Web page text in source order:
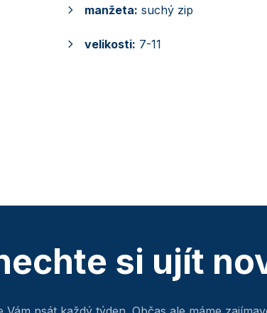
manžeta: suchý zip
velikosti: 7-11
si ujít